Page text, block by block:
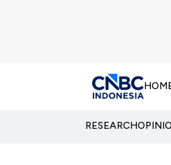
RESEARCH